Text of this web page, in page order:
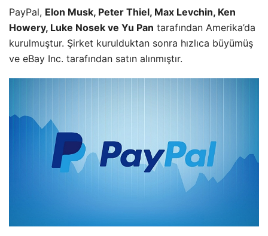
PayPal, Elon Musk, Peter Thiel, Max Levchin, Ken
Howery, Luke Nosek ve Yu Pan tarafından Amerika’da
kurulmuştur. Şirket kurulduktan sonra hızlıca büyümüş
ve eBay Inc. tarafından satın alınmıştır.